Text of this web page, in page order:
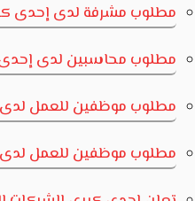
لدى إحدى كبرى سكن
لدى إحدى كبرى
للعمل لدى إحدى كبرى
للعمل لدى حضانة أطفال